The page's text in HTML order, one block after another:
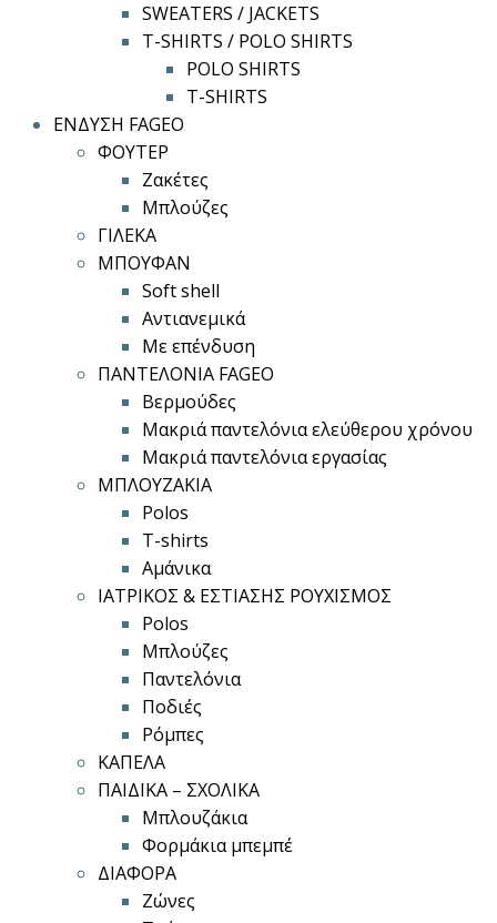
SWEATERS / JACKETS
T-SHIRTS / POLO SHIRTS
POLO SHIRTS
T-SHIRTS
ΕΝΔΥΣΗ FAGEO
ΦΟΥΤΕΡ
Ζακέτες
Μπλούζες
ΓΙΛΕΚΑ
ΜΠΟΥΦΑΝ
Soft shell
Αντιανεμικά
Με επένδυση
ΠΑΝΤΕΛΟΝΙΑ FAGEO
Βερμούδες
Μακριά παντελόνια ελεύθερου χρόνου
Μακριά παντελόνια εργασίας
ΜΠΛΟΥΖΑΚΙΑ
Polos
T-shirts
Αμάνικα
ΙΑΤΡΙΚΟΣ & ΕΣΤΙΑΣΗΣ ΡΟΥΧΙΣΜΟΣ
Polos
Μπλούζες
Παντελόνια
Ποδιές
Ρόμπες
ΚΑΠΕΛΑ
ΠΑΙΔΙΚΑ – ΣΧΟΛΙΚΑ
Μπλουζάκια
Φορμάκια μπεμπέ
ΔΙΑΦΟΡΑ
Ζώνες